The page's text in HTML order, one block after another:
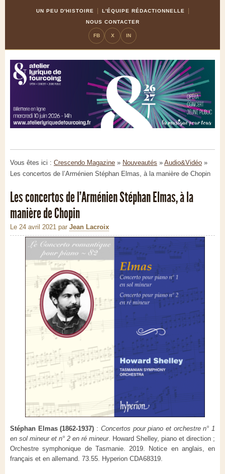
UN PEU D'HISTOIRE
L'ÉQUIPE RÉDACTIONNELLE
NOUS CONTACTER
FB X IN
Vous êtes ici : Crescendo Magazine » Nouveautés » Audio&Vidéo »
Les concertos de l’Arménien Stéphan Elmas, à la manière de Chopin
Les concertos de l’Arménien Stéphan Elmas, à la
manière de Chopin
Le 24 avril 2021 par Jean Lacroix
Stéphan Elmas (1862-1937) : Concertos pour piano et orchestre n° 1
en sol mineur et n° 2 en ré mineur. Howard Shelley, piano et direction ;
Orchestre symphonique de Tasmanie. 2019. Notice en anglais, en
français et en allemand. 73.55. Hyperion CDA68319.